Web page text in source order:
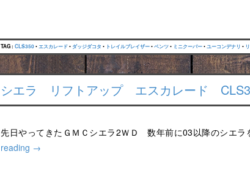
TAG : CLS350•エスカレード• ダッジダコタ • トレイルブレイザー•ベンツ• ミニクーパー•ユーコンデナリ •
シエラ リフトアップ エスカレード
先日やってきたＧＭＣシエラ2ＷＤ 数年前に03以降のシエ
reading →